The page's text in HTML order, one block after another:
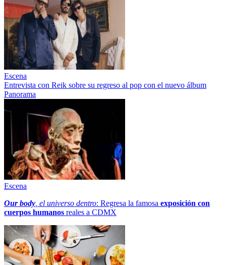
Escena
Entrevista con Reik sobre su regreso al pop con el nuevo álbum
Panorama
Escena
Our body , el universo dentro: Regresa la famosa exposición con
cuerpos humanos reales a CDMX